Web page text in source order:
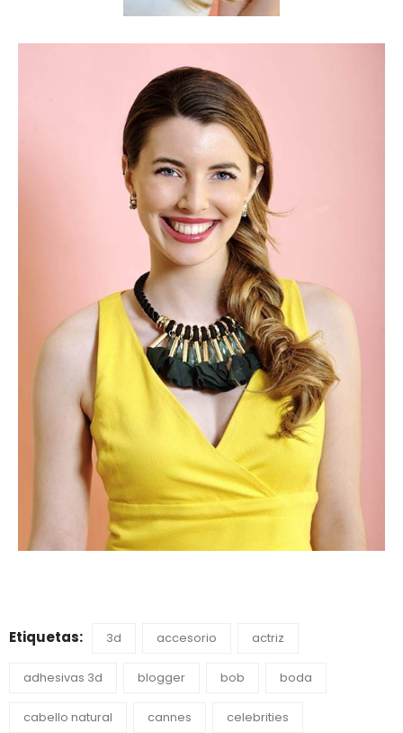
Etiquetas: 3d accesorio actriz
adhesivas 3d blogger bob boda
cabello natural cannes celebrities